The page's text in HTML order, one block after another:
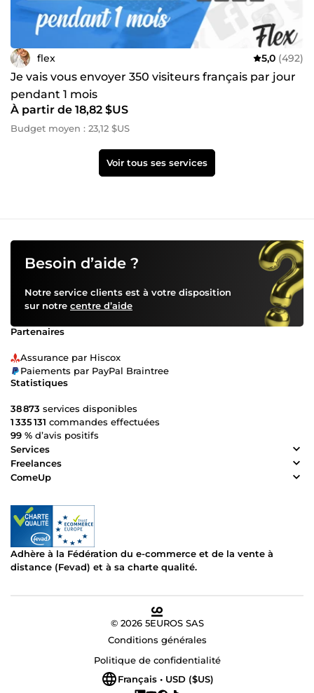
flex 5,0 (492)
Je vais vous envoyer 350 visiteurs français par jour
pendant 1 mois
À partir de 18,82 $US
Budget moyen : 23,12 $US
Voir tous ses services
Besoin d’aide ?
Notre service clients est à votre disposition
sur notre centre d’aide
Partenaires
Assurance par Hiscox
Paiements par PayPal Braintree
Statistiques
38 873 services disponibles
1 335 131 commandes effectuées
99 % d’avis positifs
Services
Freelances
ComeUp
Adhère à la Fédération du e-commerce et de la vente à
distance (Fevad) et à sa charte qualité.
© 2026 5EUROS SAS
Conditions générales
Politique de confidentialité
Français • USD ($US)